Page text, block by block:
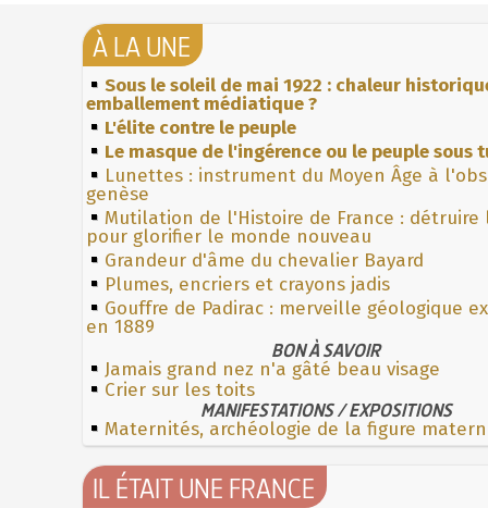
À LA UNE
Sous le soleil de mai 1922 : chaleur
emballement médiatique ?
L'élite contre le peuple
Le masque de l'ingérence ou le peuple sous
Lunettes : instrument du Moyen Âge à
genèse
Mutilation de l'Histoire de France : détruire
pour glorifier le monde nouveau
Grandeur d'âme du chevalier Bayard
Plumes, encriers et crayons jadis
Gouffre de Padirac : merveille géologique
en 1889
BON À SAVOIR
Jamais grand nez n'a gâté beau visage
Crier sur les toits
MANIFESTATIONS / EXPOSITIONS
Maternités, archéologie de la figure
IL ÉTAIT UNE FRANCE